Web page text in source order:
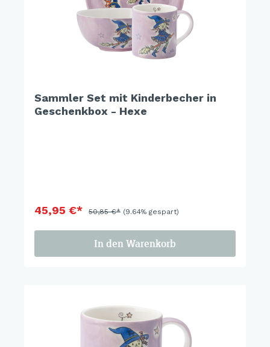
Sammler Set mit Kinderbecher in
Geschenkbox - Hexe
45,95 €* 50,85 €* (9.64% gespart)
In den Warenkorb